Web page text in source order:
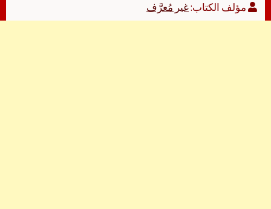
مؤلف الكتاب:غير مُعرَّف